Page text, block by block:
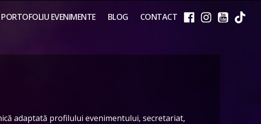
PORTOFOLIU EVENIMENTE BLOG CONTACT
adaptată profilului evenimentului, secretariat,